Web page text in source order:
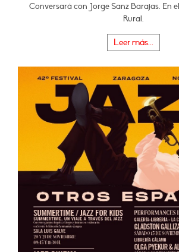
Conversará con Jorge Sanz Barajas. En
Rural.
Leer más...